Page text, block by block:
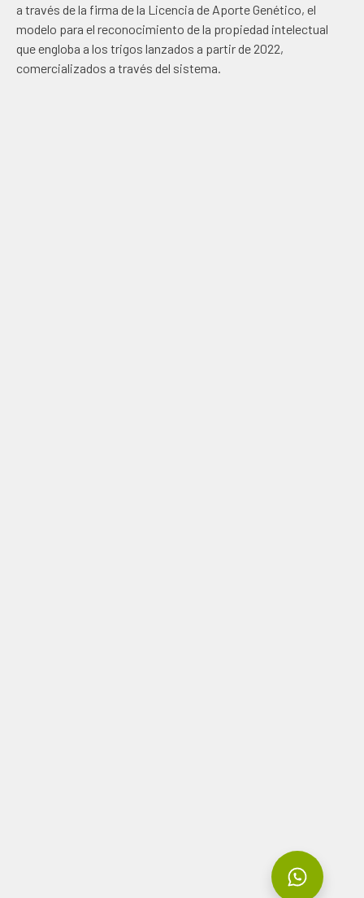
a través de la firma de la Licencia de Aporte Genético, el
modelo para el reconocimiento de la propiedad intelectual
que engloba a los trigos lanzados a partir de 2022,
comercializados a través del sistema.